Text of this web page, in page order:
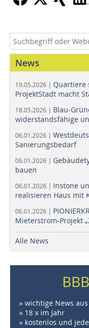
News
19.05.2026 | Quartiere
ProjektStadt macht
18.05.2026 | Blau-
widerstandsfähige
06.01.2026 |
Sanierungsbedarf
06.01.2026 |
bauen
06.01.2026 | Instone
realisieren Haus mit
06.01.2026 |
Mieterstrom-Projekt
Alle News
» wichtige News
» 18 x im Jahr
» kostenlos und